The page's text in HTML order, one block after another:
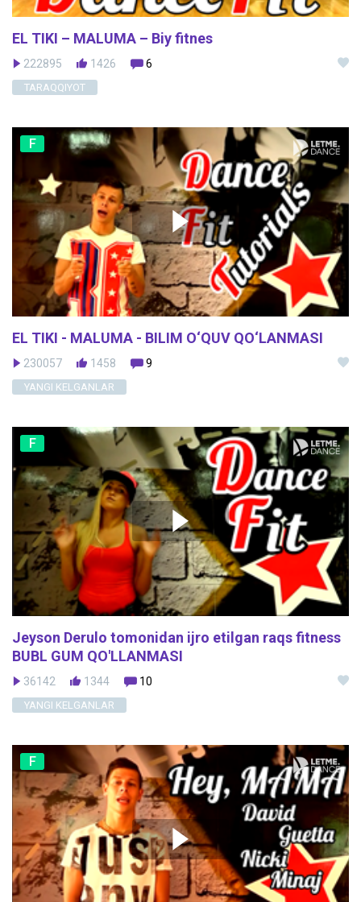
EL TIKI – MALUMA – Biy fitnes
222895 1426 6
TARAQQIYOT
F
EL TIKI - MALUMA - BILIM O‘QUV QO‘LANMASI
230057 1458 9
YANGI KELGANLAR
F
Jeyson Derulo tomonidan ijro etilgan raqs fitness
BUBL GUM QO'LLANMASI
36142 1344 10
YANGI KELGANLAR
F